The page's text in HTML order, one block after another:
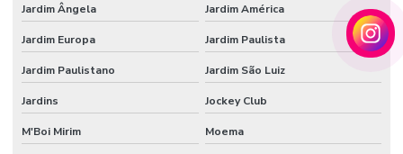
Tecido veludo comprar
Tecido veludo flocado
Tecido veludo preço
Tecido veludo sintético
Jardim Ângela Jardim América
Jardim Europa Jardim Paulista
Jardim Paulistano Jardim São Luiz
Jardins Jockey Club
M'Boi Mirim Moema